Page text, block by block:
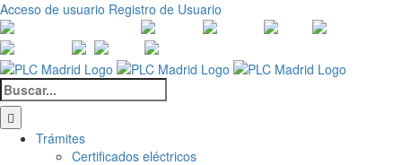
Saltar
al
contenido
Acceso de usuario Registro de Usuario
Canales
de
WhatsApp
Linkedin Youtube Tiktok Facebook
X
Twitch Contacto
Buscar:
Trámites
Certificados eléctricos